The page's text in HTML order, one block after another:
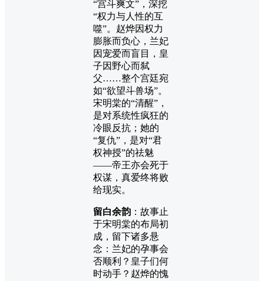
“宫斗爽文”，深挖
“权力与人性的互
噬”。赵烨因权力
膨胀而负心，兰妃
因宠爱而盲目，皇
子因野心而弑
父……整个宫廷宛
如“欲望斗兽场”。
宋明棠的“清醒”，
是对系统性疯狂的
冷眼反抗；她的
“复仇”，是对“君
权神授”的祛魅
——帝王亦会死于
权谋，真爱终将败
给现实。
留白余韵 ：故事止
于宋明棠的布局初
成，留下诸多悬
念：兰妃的孕事会
否顺利？皇子们何
时动手？赵烨的愧